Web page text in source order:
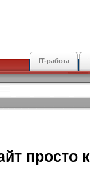
IT-работа
просто